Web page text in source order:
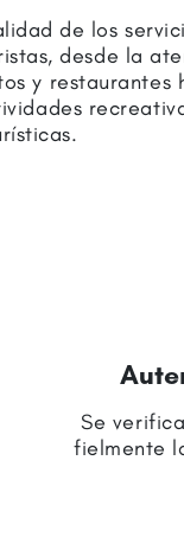
de los
desde la
y restaurantes
Se
fielmente